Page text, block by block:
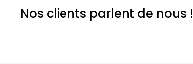
Nos clients parlent de nous !